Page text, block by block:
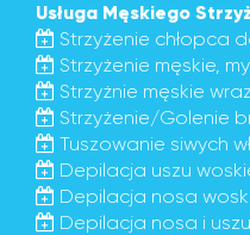
Usługa Męskiego
Strzyżenie chłopca
Strzyżenie męskie,
Strzyżnie męskie
Strzyżenie/Golenie
Tuszowanie siwych
Depilacja uszu
Depilacja nosa
Depilacja nosa i